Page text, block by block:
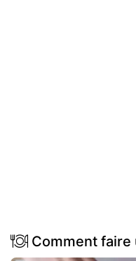
Comment faire